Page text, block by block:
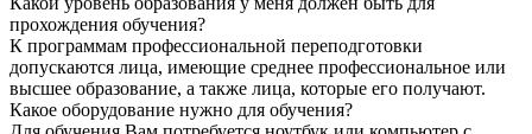
прохождения обучения?
К программам профессиональной переподготовки
допускаются лица, имеющие среднее профессиональное или
высшее образование, а также лица, которые его получают.
Какое оборудование нужно для обучения?